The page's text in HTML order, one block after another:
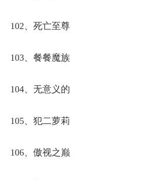
102、死亡至尊
103、餐餐魔族
104、无意义的
105、犯二萝莉
106、傲视之巅